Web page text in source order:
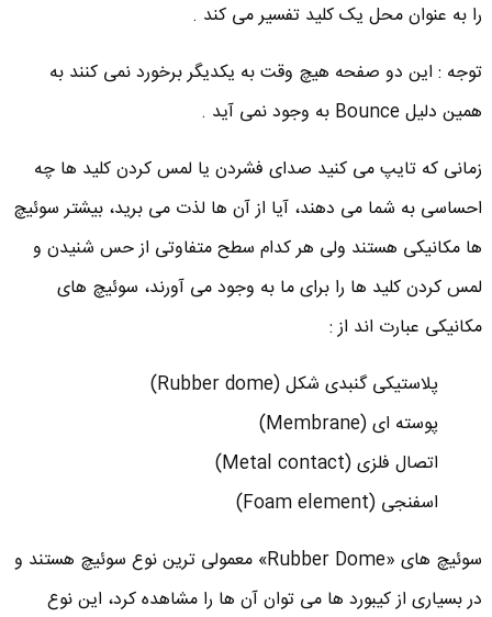
را به عنوان محل یک کلید تفسیر می کند .
توجه : این دو صفحه هیچ وقت به یکدیگر برخورد نمی کنند به
همین دلیل Bounce به وجود نمی آید .
زمانی که تایپ می کنید صدای فشردن یا لمس کردن کلید ها چه
احساسی به شما می دهند، آیا از آن ها لذت می برید، بیشتر سوئیچ
ها مکانیکی هستند ولی هر کدام سطح متفاوتی از حس شنیدن و
لمس کردن کلید ها را برای ما به وجود می آورند، سوئیچ های
مکانیکی عبارت اند از :
پلاستیکی گنبدی شکل (Rubber dome)
پوسته ای (Membrane)
اتصال فلزی (Metal contact)
اسفنجی (Foam element)
سوئیچ های «Rubber Dome» معمولی ترین نوع سوئیچ هستند و
در بسیاری از کیبورد ها می توان آن ها را مشاهده کرد، این نوع